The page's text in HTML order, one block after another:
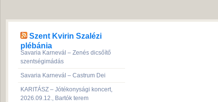
Szent Kvirin Szalézi
plébánia
Savaria Karnevál – Zenés dicsőítő
szentségimádás
Savaria Karnevál – Castrum Dei
KARITÁSZ – Jótékonysági koncert,
2026.09.12., Bartók terem